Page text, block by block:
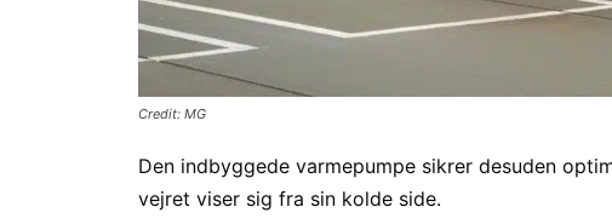
Credit: MG
Den indbyggede varmepumpe sikrer desuden
vejret viser sig fra sin kolde side.